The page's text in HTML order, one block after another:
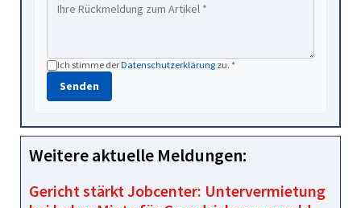
Ich stimme derDatenschutzerklärung zu. *
Senden
Weitere aktuelle Meldungen:
Gericht stärkt Jobcenter: Untervermietung